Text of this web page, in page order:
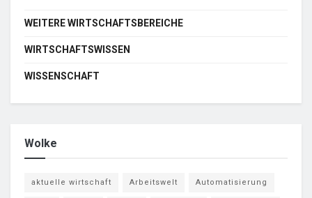
WEITERE WIRTSCHAFTSBEREICHE
WIRTSCHAFTSWISSEN
WISSENSCHAFT
Wolke
aktuelle wirtschaft Arbeitswelt Automatisierung